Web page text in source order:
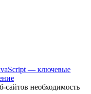
— ключевые
сайтов необходимость